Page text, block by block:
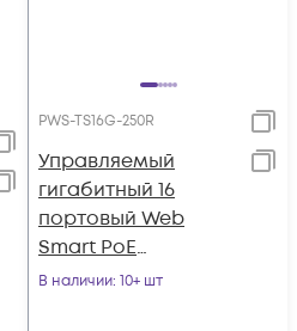
PWS-TS16G-250R
Управляемый
гигабитный 16
портовый Web
Smart PoE
коммутатор
В наличии: 10+ шт